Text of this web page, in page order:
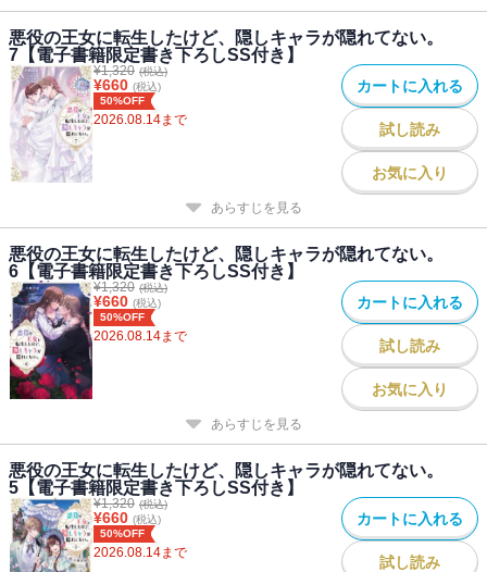
悪役の王女に転生したけど、隠しキャラが隠れてない。
7【電子書籍限定書き下ろしSS付き】
¥1,320 (税込)
¥660 (税込)
50%OFF
2026.08.14まで
カートに入れる
試し読み
お気に入り
あらすじを見る
悪役の王女に転生したけど、隠しキャラが隠れてない。
6【電子書籍限定書き下ろしSS付き】
¥1,320 (税込)
¥660 (税込)
50%OFF
2026.08.14まで
カートに入れる
試し読み
お気に入り
あらすじを見る
悪役の王女に転生したけど、隠しキャラが隠れてない。
5【電子書籍限定書き下ろしSS付き】
¥1,320 (税込)
¥660 (税込)
50%OFF
2026.08.14まで
カートに入れる
試し読み